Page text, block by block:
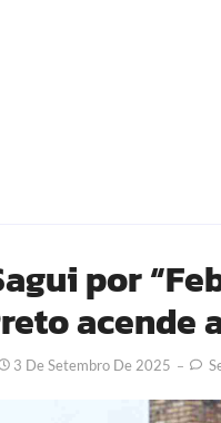
por
acende
3 De Setembro De 2025